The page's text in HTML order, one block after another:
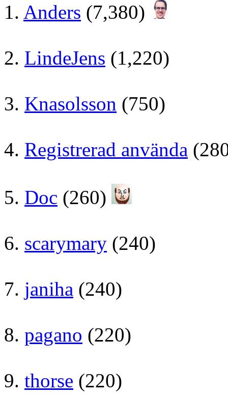
1. Anders (7,380)
2. LindeJens (1,220)
3. Knasolsson (750)
4. Registrerad använda
5. Doc (260)
6. scarymary (240)
7. janiha (240)
8. pagano (220)
9. thorse (220)